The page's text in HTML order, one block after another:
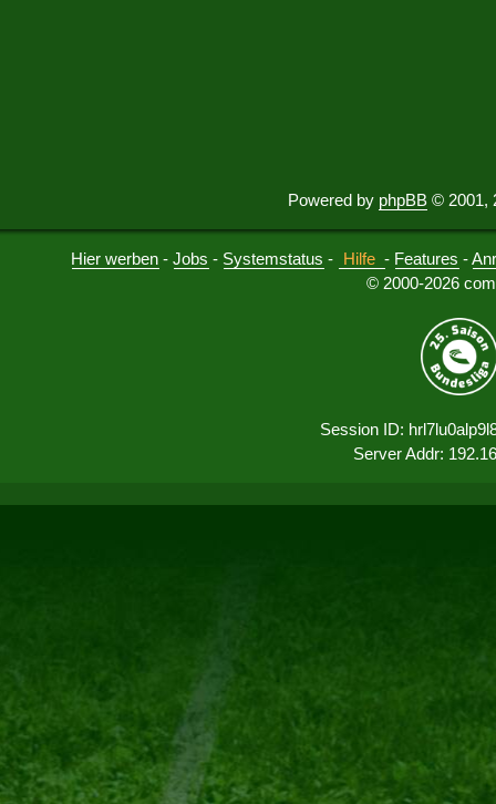
Powered by phpBB © 2001,
Hier werben -Jobs - Systemstatus - Hilfe - Features -
© 2000-2026
Session ID:
Server Addr: